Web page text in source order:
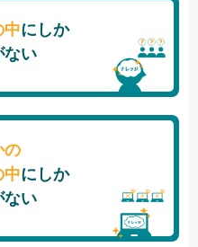
中にしか
ない
の
中にしか
ない